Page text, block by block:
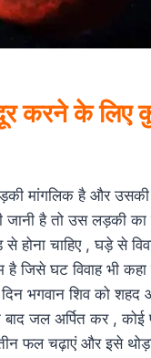
करने के
मांगलिक है और उसकी
है तो उस लड़की का
होना चाहिए , घड़े से
है जिसे घट विवाह भी कहा
भगवान शिव को शहद
जल अर्पित कर , कोई
फल चढ़ाएं और इसे